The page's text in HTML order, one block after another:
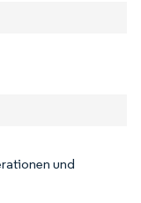
und